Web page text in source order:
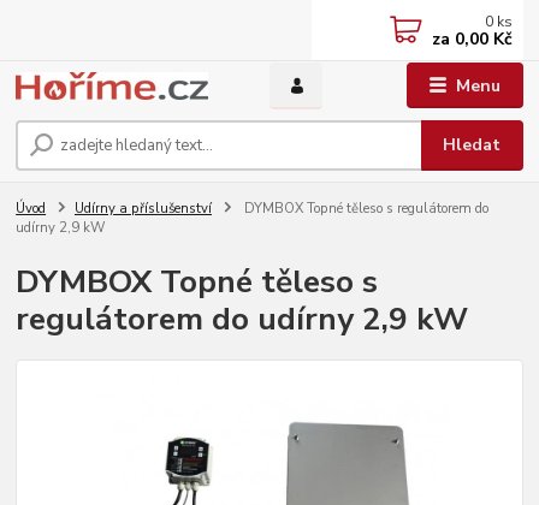
Menu
Hledat
0 ks
za 0,00 Kč
Úvod Udírny a příslušenství
DYMBOX Topné těleso s regulátorem do
udírny 2,9 kW
DYMBOX Topné těleso s
regulátorem do udírny 2,9 kW